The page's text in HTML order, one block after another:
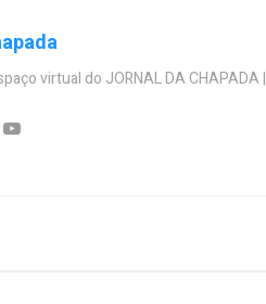
virtual do JORNAL DA CHAPADA |